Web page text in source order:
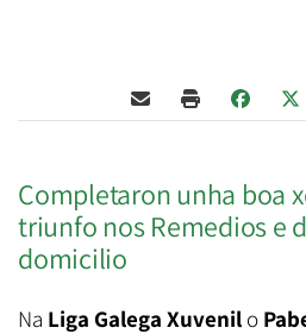
Completaron unha boa
triunfo nos Remedios e
domicilio
Na Liga Galega Xuvenil o